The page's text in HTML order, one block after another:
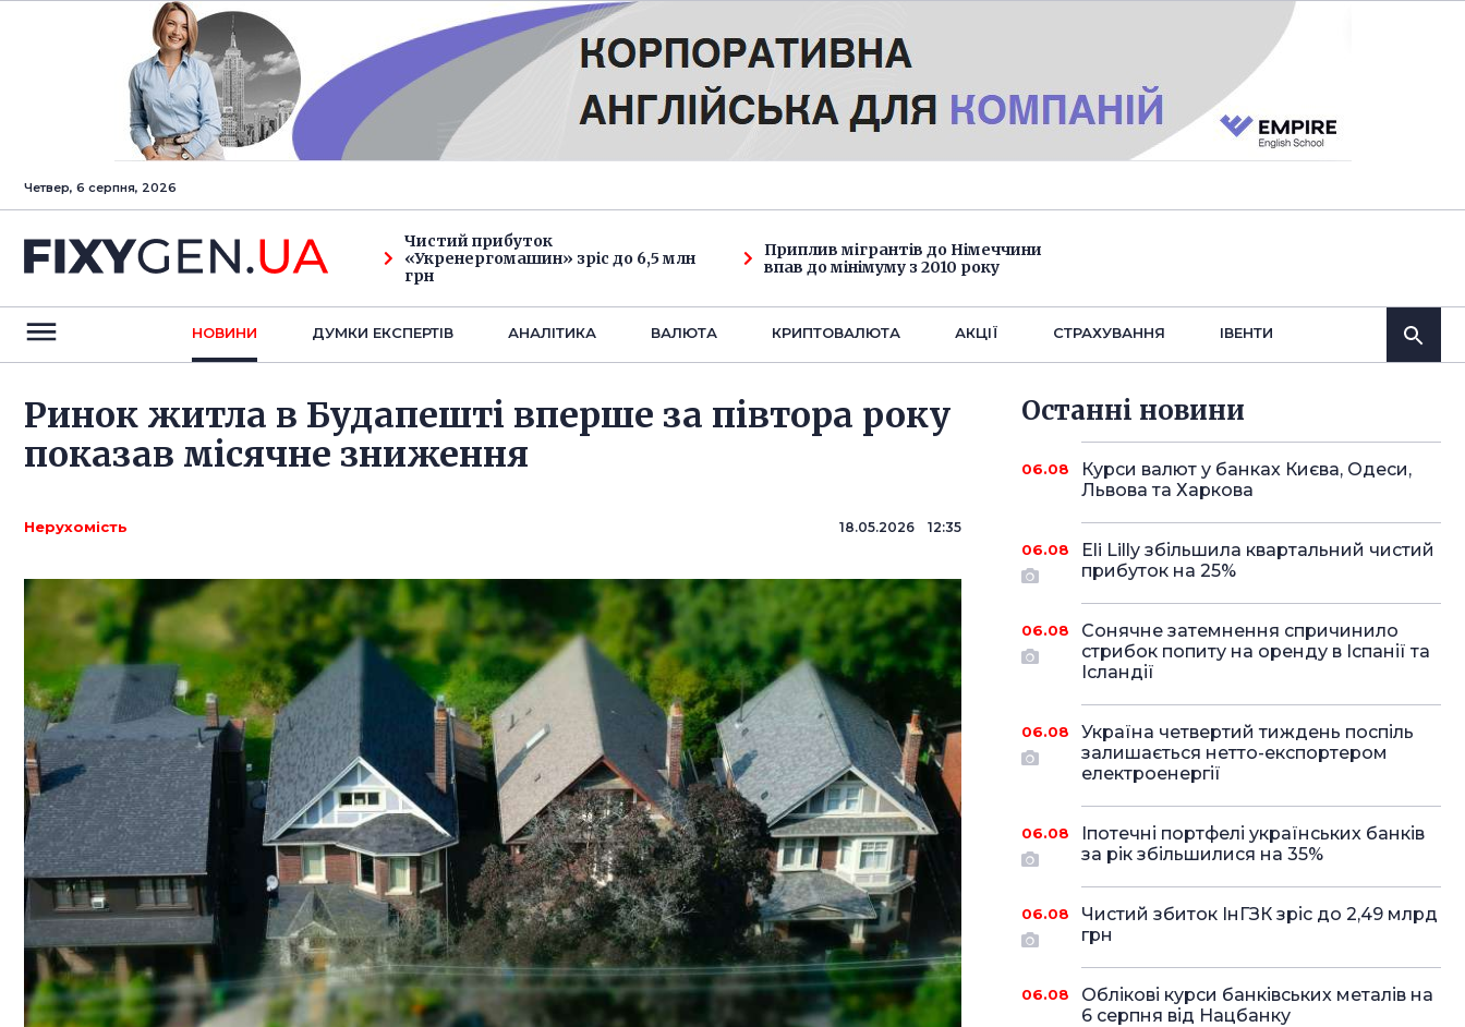
Четвер, 6 серпня, 2026
Чистий прибуток
«Укренергомашин» зріс до 6,5 млн
грн
Приплив мігрантів до Німеччини
впав до мінімуму з 2010 року
НОВИНИ ДУМКИ ЕКСПЕРТIВ АНАЛIТИКА ВАЛЮТА КРИПТОВАЛЮТА АКЦІЇ СТРАХУВАННЯ IВЕНТИ
Ринок житла в Будапешті вперше за півтора року
показав місячне зниження
Нерухомість 18.05.2026 12:35
Останнi новини
06.08
Курси валют у банках Києва, Одеси,
Львова та Харкова
06.08
Eli Lilly збільшила квартальний чистий
прибуток на 25%
06.08
Сонячне затемнення спричинило
стрибок попиту на оренду в Іспанії та
Ісландії
06.08
Україна четвертий тиждень поспіль
залишається нетто-експортером
електроенергії
06.08
Іпотечні портфелі українських банків
за рік збільшилися на 35%
06.08
Чистий збиток ІнГЗК зріс до 2,49 млрд
грн
06.08
Облікові курси банківських металів на
6 серпня від Нацбанку